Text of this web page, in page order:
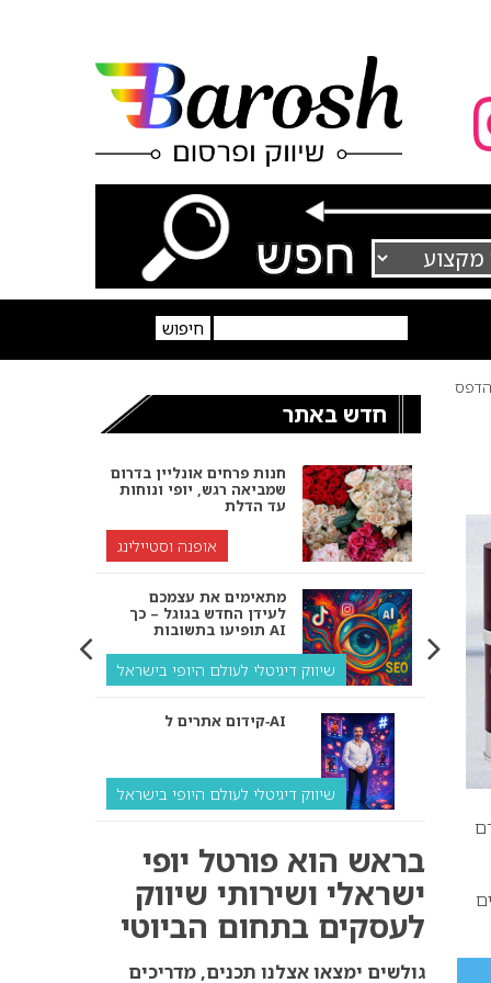
הדפס
חדש באתר
חנות פרחים אונליין בדרום
שמביאה רגש, יופי ונוחות
עד הדלת
אופנה וסטיילינג
מתאימים את עצמכם
לעידן החדש בגוגל – כך
תופיעו בתשובות AI
שיווק דיגיטלי לעולם היופי בישראל
קידום אתרים ל‑AI
שיווק דיגיטלי לעולם היופי בישראל
ולמה העסק שלך צריך
שיווק דיגיטלי לעסקים
קידום ל‑AI לעומת קידום
בראש הוא פורטל יופי
ישראלי ושירותי שיווק
לעסקים בתחום הביוטי
גולשים ימצאו אצלנו תכנים, מדריכים